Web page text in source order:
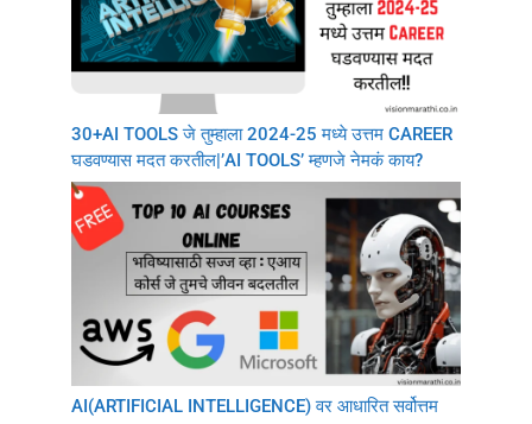
30+AI TOOLS जे तुम्हाला 2024-25 मध्ये उत्तम CAREER
घडवण्यास मदत करतील|’AI TOOLS’ म्हणजे नेमकं काय?
AI(ARTIFICIAL INTELLIGENCE) वर आधारित सर्वोत्तम